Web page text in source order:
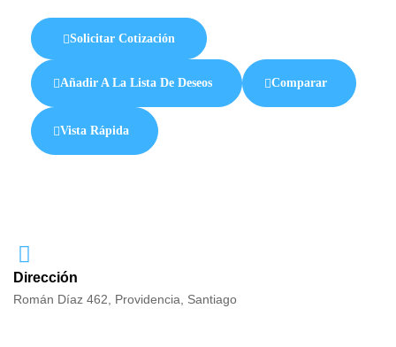
Solicitar Cotización
Añadir A La Lista De Deseos Comparar
Vista Rápida
Dirección
Román Díaz 462, Providencia, Santiago